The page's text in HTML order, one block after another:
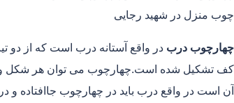
چوب منزل در شهید رجایی
چهارچوب درب در واقع آستانه درب است که از
کف تشکیل شده است.چهارچوب می توان هر شکل و مدل
آن است در واقع درب باید در چهارچوب جاافتاده